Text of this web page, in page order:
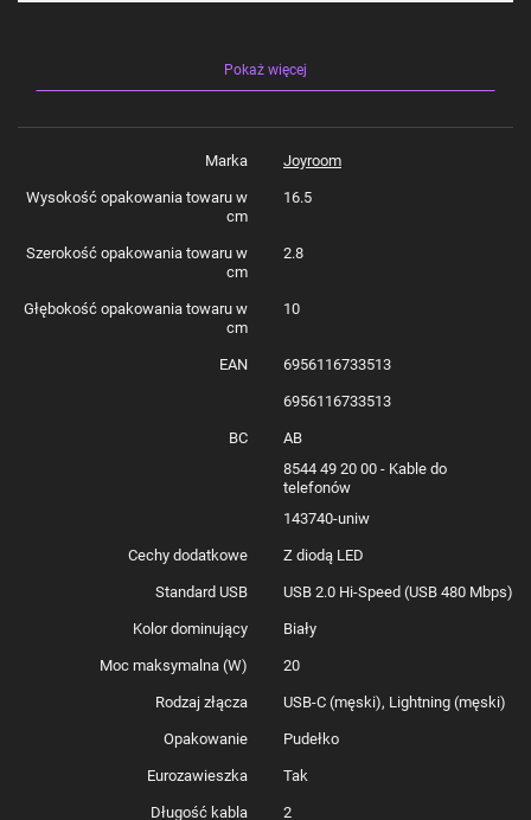
Zawsze wiesz, kiedy rozpoczęło się ładowanie.
Wskaźnik LED ułatwia też znalezienie kabla w nocy.
Kabel ma grubszy oplot z elastycznego materiału
Proces ładowania jest szybki i stabilny
– dzięki rdzeniowi z najwyższej jakości cynowanej
Wytrzyma nawet wielokrotne zginanie.
Wzmocnione łączenie między wtyczką a kablem
sprawia, że nie musisz obawiać się zgięć i złamań.
Producent: Joyroom
Model: S-CL020A13
USB C
Obsługiwane funkcje: ładowanie, transmisja
Długość: 2 m
Prędkość przesyłania danych: 480Mbps
Pokaż więcej
Marka Joyroom
Wysokość opakowania towaru w
cm
16.5
Szerokość opakowania towaru w
cm
2.8
Głębokość opakowania towaru w
cm
10
EAN 6956116733513
6956116733513
BC
AB
8544 49 20 00 - Kable do
telefonów
143740-uniw
Cechy dodatkowe Z diodą LED
Standard USB USB 2.0 Hi-Speed (USB 480 Mbps)
Kolor dominujący Biały
Moc maksymalna (W) 20
Rodzaj złącza USB-C (męski), Lightning (męski)
Opakowanie Pudełko
Eurozawieszka Tak
Długość kabla 2